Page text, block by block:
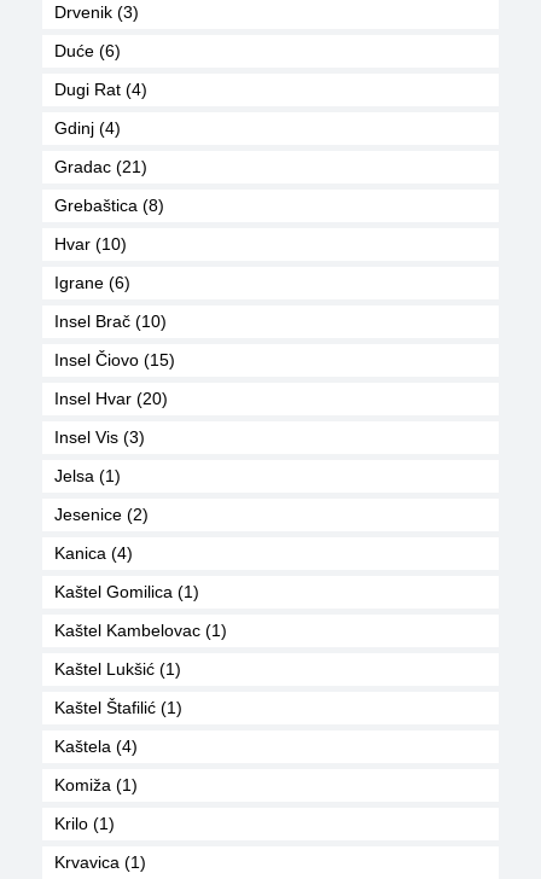
Drvenik (3)
Duće (6)
Dugi Rat (4)
Gdinj (4)
Gradac (21)
Grebaštica (8)
Hvar (10)
Igrane (6)
Insel Brač (10)
Insel Čiovo (15)
Insel Hvar (20)
Insel Vis (3)
Jelsa (1)
Jesenice (2)
Kanica (4)
Kaštel Gomilica (1)
Kaštel Kambelovac (1)
Kaštel Lukšić (1)
Kaštel Štafilić (1)
Kaštela (4)
Komiža (1)
Krilo (1)
Krvavica (1)